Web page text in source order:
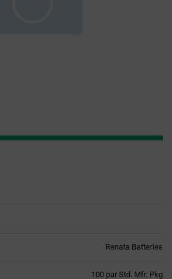
Renata Batteries
100 par Std. Mfr. Pkg